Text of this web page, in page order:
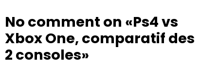
No comment on «Ps4 vs
Xbox One, comparatif des
2 consoles»